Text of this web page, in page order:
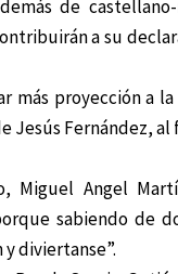
de
a su
más proyección a
Jesús Fernández, al
Miguel Angel
sabiendo de
diviertanse”.